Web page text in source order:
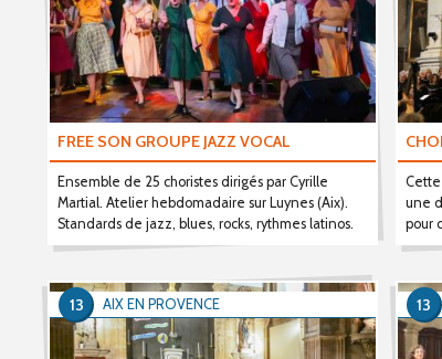
FREE SON GROUPE JAZZ VOCAL
Ensemble de 25 choristes dirigés par Cyrille
Martial. Atelier hebdomadaire sur Luynes (Aix).
Standards de jazz, blues, rocks, rythmes latinos.
une
pour
AIX EN PROVENCE
13 13